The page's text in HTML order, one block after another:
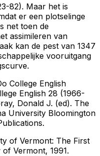
82). Maar het is
er een plotselinge
net toen de
assimileren van
kan de pest van 1347
vooruitgang
College English
English 28 (1966-
Donald J. (ed). The
University Bloomington
of Vermont: The First
Vermont, 1991.